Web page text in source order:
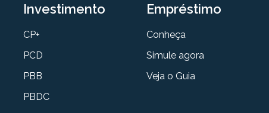
Investimento
CP+
PCD
PBB
PBDC
Empréstimo
Conheça
Simule agora
Veja o Guia